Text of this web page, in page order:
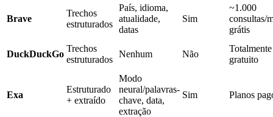
Brave
Trechos
estruturados
País, idioma,
atualidade,
datas
Sim
~1.000
consultas/
grátis
DuckDuckGo
Trechos
estruturados
Nenhum Não
Totalmente
gratuito
Exa
Estruturado
+ extraído
Modo
neural/palavras-
chave, data,
extração
Sim Planos